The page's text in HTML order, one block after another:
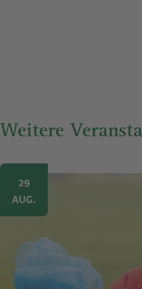
Weitere
Image
29
AUG.